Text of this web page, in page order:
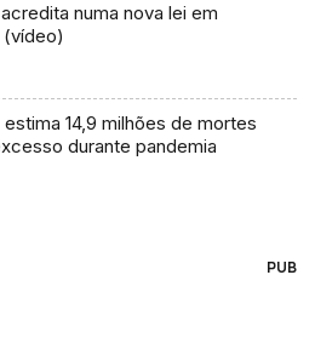
numa nova lei em
(vídeo)
estima 14,9 milhões de mortes
durante pandemia
PUB